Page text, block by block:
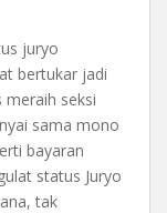
juryo
bertukar jadi
meraih seksi
sama mono
bayaran
status Juryo
tak